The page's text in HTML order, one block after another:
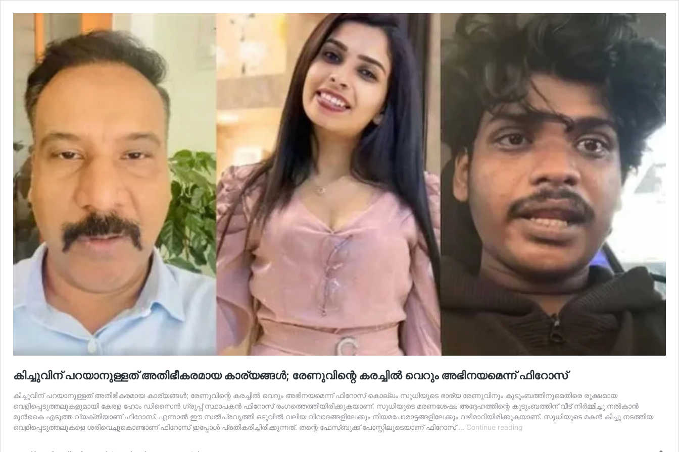
കിച്ചുവിന് പറയാനുള്ളത് അതിഭീകരമായ കാര്യങ്ങൾ; രേണുവിന്റെ കരച്ചിൽ വെറും അഭിനയമെന്ന് ഫിറോസ്
കിച്ചുവിന് പറയാനുള്ളത് അതിഭീകരമായ കാര്യങ്ങൾ; രേണുവിന്റെ കരച്ചിൽ വെറും അഭിനയമെന്ന് ഫിറോസ് കൊല്ലം സുധിയുടെ ഭാര്യ രേണുവിനും കുടുംബത്തിനുമെതിരെ രൂക്ഷമായ
വെളിപ്പെടുത്തലുകളുമായി കേരള ഹോം ഡിസൈൻ ഗ്രൂപ്പ് സ്ഥാപകൻ ഫിറോസ് രംഗത്തെത്തിയിരിക്കുകയാണ്. സുധിയുടെ മരണശേഷം അദ്ദേഹത്തിന്റെ കുടുംബത്തിന് വീട് നിർമ്മിച്ചു നൽകാൻ
മുൻകൈ എടുത്ത വ്യക്തിയാണ് ഫിറോസ്. എന്നാൽ ഈ സൽപ്രവൃത്തി ഒടുവിൽ വലിയ വിവാദങ്ങളിലേക്കും നിയമപോരാട്ടങ്ങളിലേക്കും വഴിമാറിയിരിക്കുകയാണ്. സുധിയുടെ മകൻ കിച്ചു നടത്തിയ
വെളിപ്പെടുത്തലുകളെ ശരിവെച്ചുകൊണ്ടാണ് ഫിറോസ് ഇപ്പോൾ പ്രതികരിച്ചിരിക്കുന്നത്. തന്റെ ഫേസ്ബുക്ക് പോസ്റ്റിലൂടെയാണ് ഫിറോസ് … Continue reading